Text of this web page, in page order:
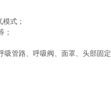
式；
；
管路、呼吸阀、面罩、头部固